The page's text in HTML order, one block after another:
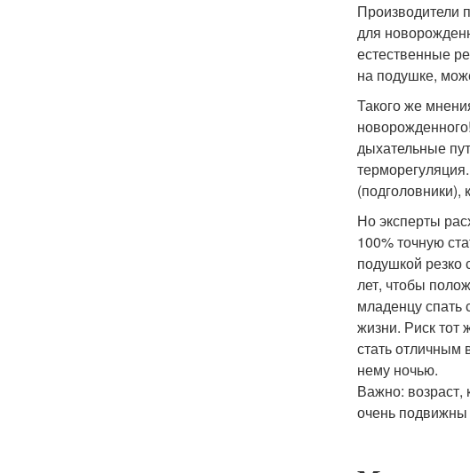
Производители
для
естественные
на подушке,
Такого же
дыхательные
Но эксперты
100% точную
подушкой резко
лет, чтобы
младенцу спать
жизни. Риск тот
стать отличным
нему ночью.
Важно: возраст,
очень подвижны